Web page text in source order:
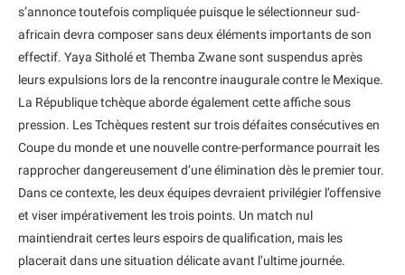
s’annonce toutefois compliquée puisque le sélectionneur sud-
africain devra composer sans deux éléments importants de son
effectif. Yaya Sitholé et Themba Zwane sont suspendus après
leurs expulsions lors de la rencontre inaugurale contre le Mexique.
La République tchèque aborde également cette affiche sous
pression. Les Tchèques restent sur trois défaites consécutives en
Coupe du monde et une nouvelle contre-performance pourrait les
rapprocher dangereusement d’une élimination dès le premier tour.
Dans ce contexte, les deux équipes devraient privilégier l’offensive
et viser impérativement les trois points. Un match nul
maintiendrait certes leurs espoirs de qualification, mais les
placerait dans une situation délicate avant l’ultime journée.